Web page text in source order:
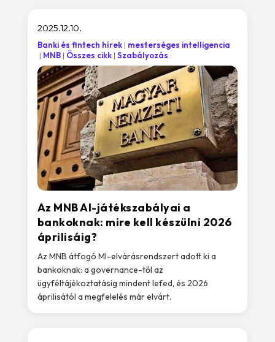
Az MNB AI-játékszabályai a
bankoknak: mire kell készülni 2026
áprilisáig?
2025.12.10.
Banki és fintech hírek
mesterséges intelligencia
MNB
Összes cikk Szabályozás
Az MNB átfogó MI-elvárásrendszert adott ki a
bankoknak: a governance-től az
ügyféltájékoztatásig mindent lefed, és 2026
áprilisától a megfelelés már elvárt.